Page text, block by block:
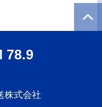
78.9
株式会社